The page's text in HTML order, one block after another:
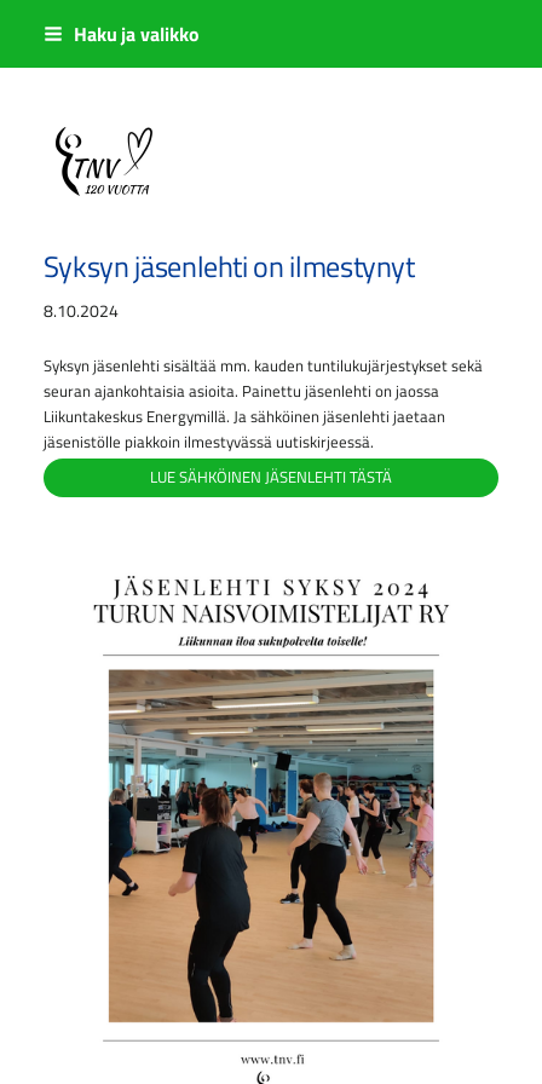
Siirry
sisältöön
Haku ja valikko
Sivuston etusivulle
Syksyn jäsenlehti on ilmestynyt
8.10.2024
Syksyn jäsenlehti sisältää mm. kauden tuntilukujärjestykset sekä
seuran ajankohtaisia asioita. Painettu jäsenlehti on jaossa
Liikuntakeskus Energymillä. Ja sähköinen jäsenlehti jaetaan
jäsenistölle piakkoin ilmestyvässä uutiskirjeessä.
LUE SÄHKÖINEN JÄSENLEHTI TÄSTÄ